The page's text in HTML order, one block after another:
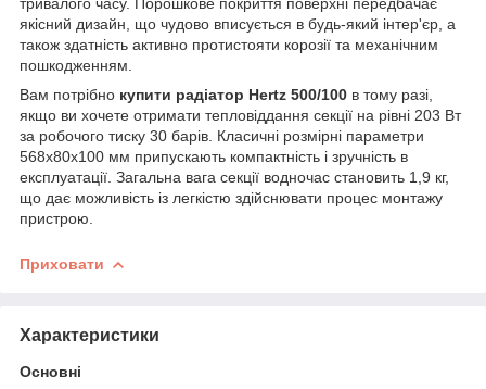
якісний дизайн, що чудово вписується в будь-який інтер'єр, а
також здатність активно протистояти корозії та механічним
пошкодженням.
Вам потрібно купити радіатор Hertz 500/100 в тому разі,
якщо ви хочете отримати тепловіддання секції на рівні 203 Вт
за робочого тиску 30 барів. Класичні розмірні параметри
568х80х100 мм припускають компактність і зручність в
експлуатації. Загальна вага секції водночас становить 1,9 кг,
що дає можливість із легкістю здійснювати процес монтажу
пристрою.
Приховати
Характеристики
Основні